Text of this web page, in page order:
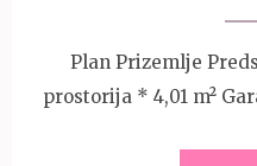
Plan Prizemlje
prostorija * 4,01 m²